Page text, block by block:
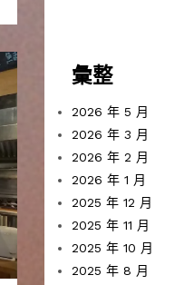
彙整
2026 年 5 月
2026 年 3 月
2026 年 2 月
2026 年 1 月
2025 年 12 月
2025 年 11 月
2025 年 10 月
2025 年 8 月